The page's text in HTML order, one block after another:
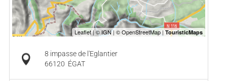
8 impasse de l'Eglantier
66120 ÉGAT